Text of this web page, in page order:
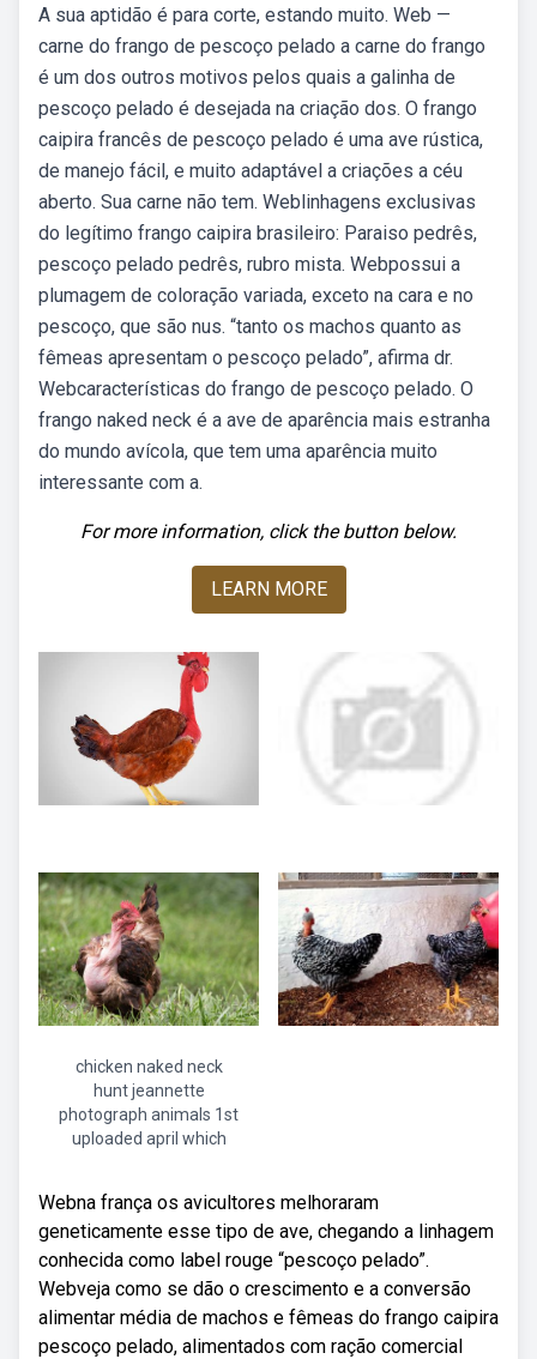
A sua aptidão é para corte, estando muito. Web —
carne do frango de pescoço pelado a carne do frango
é um dos outros motivos pelos quais a galinha de
pescoço pelado é desejada na criação dos. O frango
caipira francês de pescoço pelado é uma ave rústica,
de manejo fácil, e muito adaptável a criações a céu
aberto. Sua carne não tem. Weblinhagens exclusivas
do legítimo frango caipira brasileiro: Paraiso pedrês,
pescoço pelado pedrês, rubro mista. Webpossui a
plumagem de coloração variada, exceto na cara e no
pescoço, que são nus. “tanto os machos quanto as
fêmeas apresentam o pescoço pelado”, afirma dr.
Webcaracterísticas do frango de pescoço pelado. O
frango naked neck é a ave de aparência mais estranha
do mundo avícola, que tem uma aparência muito
interessante com a.
For more information, click the button below.
LEARN MORE
chicken naked neck
hunt jeannette
photograph animals 1st
uploaded april which
Webna frança os avicultores melhoraram
geneticamente esse tipo de ave, chegando a linhagem
conhecida como label rouge “pescoço pelado”.
Webveja como se dão o crescimento e a conversão
alimentar média de machos e fêmeas do frango caipira
pescoço pelado, alimentados com ração comercial